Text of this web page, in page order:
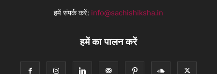
हमें संपर्क करें: info@sachishiksha.in
हमें का पालन करें